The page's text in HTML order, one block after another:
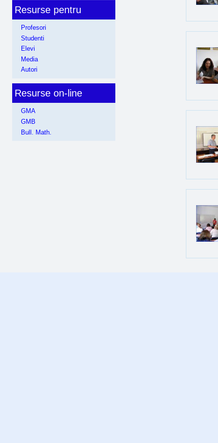
Resurse pentru
Profesori
Studenti
Elevi
Media
Autori
Resurse on-line
GMA
GMB
Bull. Math.